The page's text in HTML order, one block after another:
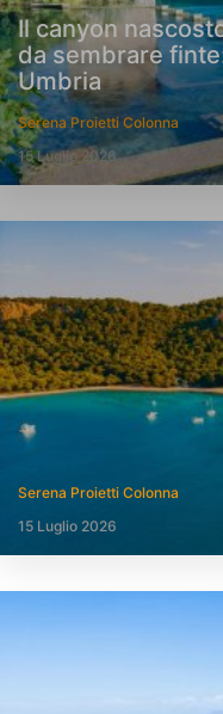
Il canyon
da sembrare
Umbria
Serena Proietti Colonna
15 Luglio 2026
Serena Proietti Colonna
15 Luglio 2026